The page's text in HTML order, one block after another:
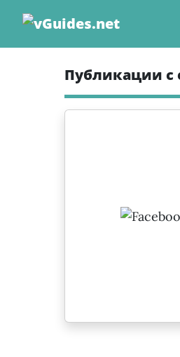
content
Публикации с